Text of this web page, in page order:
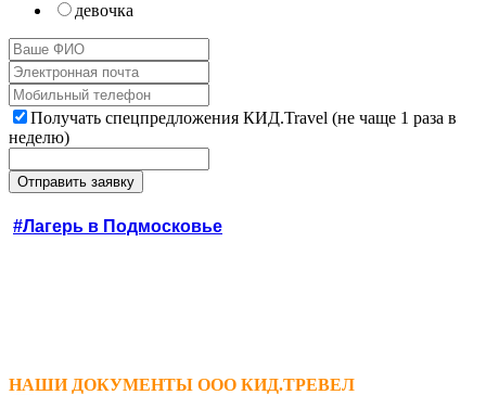
девочка
Получать спецпредложения КИД.Travel (не чаще 1 раза в
неделю)
#Лагерь в Подмосковье
НАШИ ДОКУМЕНТЫ ООО КИД.ТРЕВЕЛ